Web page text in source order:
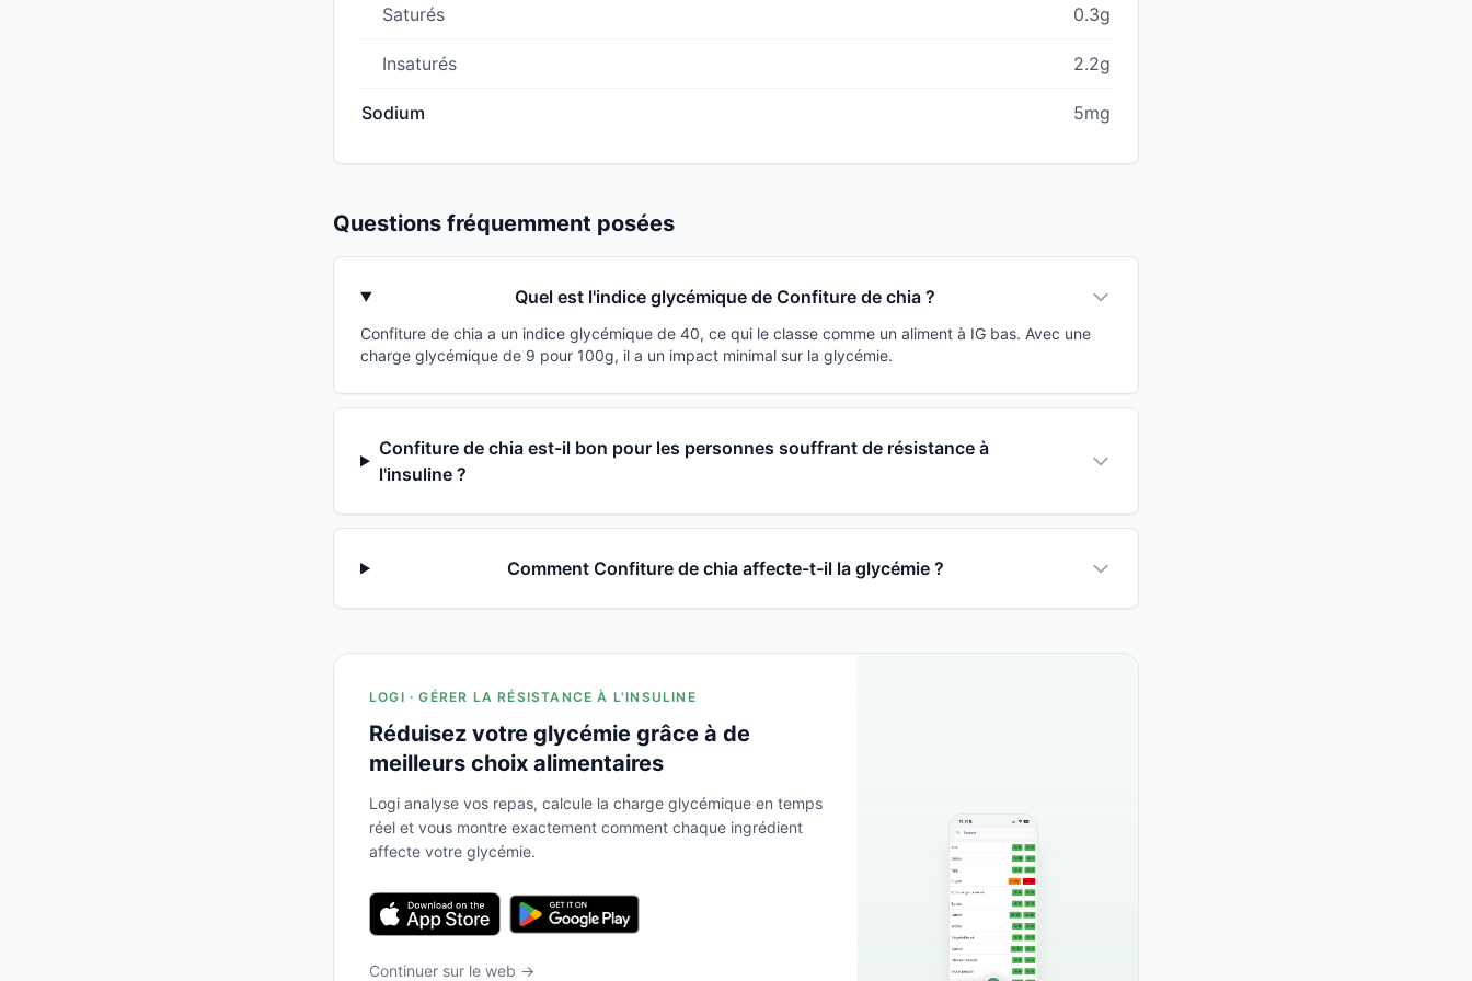
Saturés 0.3g
Insaturés 2.2g
Sodium 5mg
Questions fréquemment posées
Quel est l'indice glycémique de Confiture de chia ?
Confiture de chia a un indice glycémique de 40, ce qui le classe comme un aliment à IG bas. Avec une
charge glycémique de 9 pour 100g, il a un impact minimal sur la glycémie.
Confiture de chia est-il bon pour les personnes souffrant de résistance à
l'insuline ?
Comment Confiture de chia affecte-t-il la glycémie ?
LOGI · GÉRER LA RÉSISTANCE À L'INSULINE
Réduisez votre glycémie grâce à de
meilleurs choix alimentaires
Logi analyse vos repas, calcule la charge glycémique en temps
réel et vous montre exactement comment chaque ingrédient
affecte votre glycémie.
Continuer sur le web →